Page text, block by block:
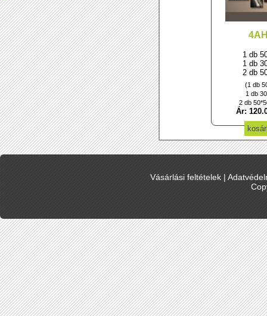
1 db
1 db
2 db
(1 db
1 db
2 db
Ár:
Vásárlási feltételek |